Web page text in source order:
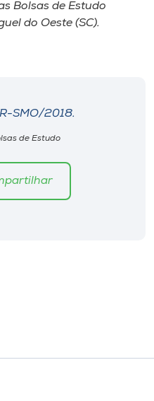
Bolsas de Estudo
do Oeste (SC).
SMO/2018.
de Estudo